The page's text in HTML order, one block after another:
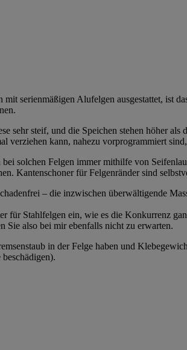
serienmäßigen Alufelgen ausgestattet, ist
sehr steif, und die Speichen stehen höher
verziehen kann, nahezu vorprogrammiert
solchen Felgen immer mithilfe von
Kantenschoner für Felgenränder sind
– die inzwischen überwältigende
für Stahlfelgen ein, wie es die Konkurrenz
Sie also bei mir ebenfalls nicht zu erwarten.
in der Felge haben und